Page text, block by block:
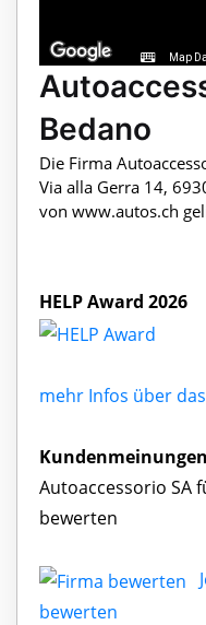
Map
Bedano
Die Firma
Via alla Gerra 14,
von www.autos.ch
HELP Award 2026
mehr Infos über
Kundenmeinungen
Autoaccessorio SA
bewerten
bewerten